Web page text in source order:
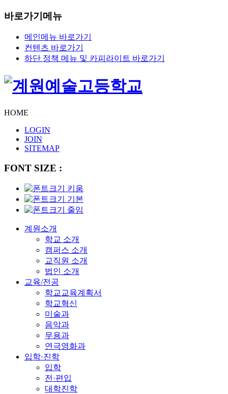
바로가기메뉴
메인메뉴 바로가기
컨텐츠 바로가기
하단 정책 메뉴 및 카피라이트 바로가기
HOME
LOGIN
JOIN
SITEMAP
FONT SIZE :
계원소개
학교 소개
캠퍼스 소개
교직원 소개
법인 소개
교육/전공
학교교육계획서
학교혁신
미술과
음악과
무용과
연극영화과
입학·진학
입학
전·편입
대학진학